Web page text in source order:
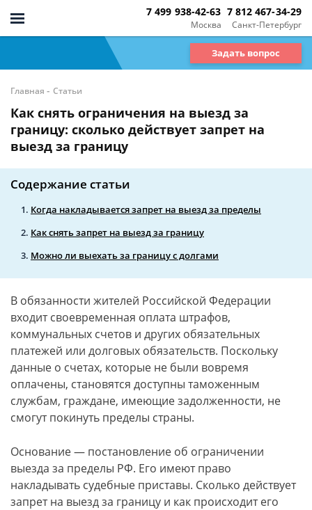
Москва
7 499 938-42-63
Санкт-Петербург
7 812 467-34-29
Задать вопрос
Главная - Статьи
Как снять ограничения на выезд за
границу: сколько действует запрет на
выезд за границу
Содержание статьи
Когда накладывается запрет на выезд за пределы
Как снять запрет на выезд за границу
Можно ли выехать за границу с долгами
В обязанности жителей Российской Федерации
входит своевременная оплата штрафов,
коммунальных счетов и других обязательных
платежей или долговых обязательств. Поскольку
данные о счетах, которые не были вовремя
оплачены, становятся доступны таможенным
службам, граждане, имеющие задолженности, не
смогут покинуть пределы страны.
Основание — постановление об ограничении
выезда за пределы РФ. Его имеют право
накладывать судебные приставы. Сколько действует
запрет на выезд за границу и как происходит его